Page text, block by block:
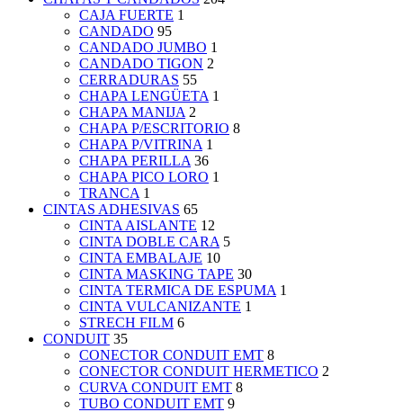
CAJA FUERTE 1
CANDADO 95
CANDADO JUMBO 1
CANDADO TIGON 2
CERRADURAS 55
CHAPA LENGÜETA 1
CHAPA MANIJA 2
CHAPA P/ESCRITORIO 8
CHAPA P/VITRINA 1
CHAPA PERILLA 36
CHAPA PICO LORO 1
TRANCA 1
CINTAS ADHESIVAS 65
CINTA AISLANTE 12
CINTA DOBLE CARA 5
CINTA EMBALAJE 10
CINTA MASKING TAPE 30
CINTA TERMICA DE ESPUMA 1
CINTA VULCANIZANTE 1
STRECH FILM 6
CONDUIT 35
CONECTOR CONDUIT EMT 8
CONECTOR CONDUIT HERMETICO 2
CURVA CONDUIT EMT 8
TUBO CONDUIT EMT 9